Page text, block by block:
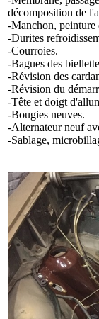
décomposition de
-Manchon, peinture
-Durites
-Courroies.
-Bagues des
-Révision des
-Révision du
-Tête et doigt
-Bougies neuves.
-Alternateur neuf
-Sablage,